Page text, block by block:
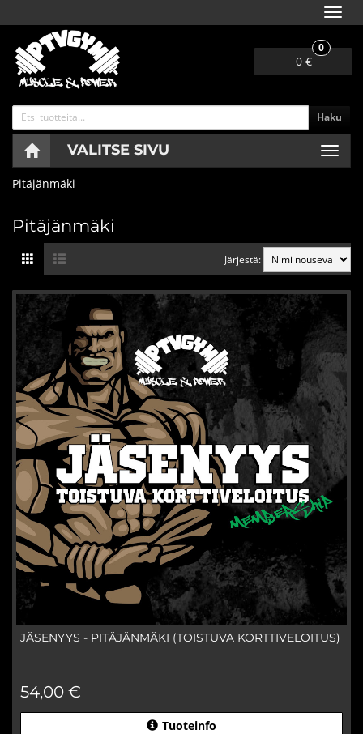
0 €
0
Haku
VALITSE SIVU
Pitäjänmäki
Pitäjänmäki
Järjestä:
JÄSENYYS - PITÄJÄNMÄKI (TOISTUVA KORTTIVELOITUS)
54,00 €
Tuoteinfo